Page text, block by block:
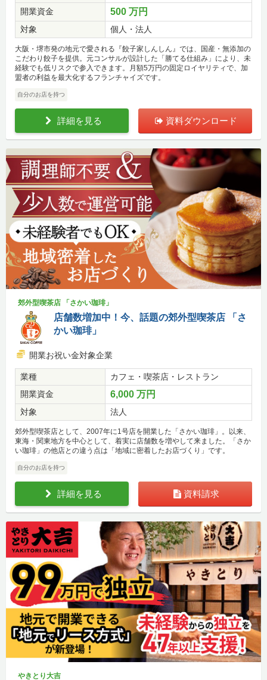
開業資金
500 万円
対象 個人・法人
大阪・堺市発の地元で愛される『餃子家しんしん』では、国産・無添加の
こだわり餃子を提供。元コンサルが設計した「勝てる仕組み」により、未
経験でも低リスクで参入できます。月額5万円の固定ロイヤリティで、加
盟者の利益を最大化するフランチャイズです。
自分のお店を持つ
詳細を見る 資料ダウンロード
郊外型喫茶店 「さかい珈琲」
店舗数増加中！今、話題の郊外型喫茶店 「さ
かい珈琲」
開業お祝い金対象企業
業種
カフェ・喫茶店・レストラン
開業資金
6,000 万円
対象 法人
郊外型喫茶店として、2007年に1号店を開業した「さかい珈琲」。以来、
東海・関東地方を中心として、着実に店舗数を増やして来ました。「さか
い珈琲」の他店との違う点は「地域に密着したお店づくり」です。
自分のお店を持つ
詳細を見る 資料請求
やきとり大吉